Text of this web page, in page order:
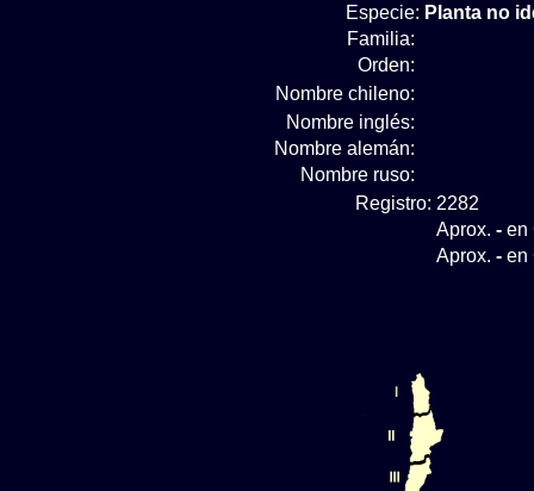
Especie: Planta no
Familia:
Orden:
Nombre chileno:
Nombre inglés:
Nombre alemán:
Nombre ruso:
Registro: 2282
Aprox. - en
Aprox. - en